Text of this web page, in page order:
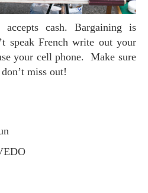
speak French write out your
your cell phone. Make sure
miss out!